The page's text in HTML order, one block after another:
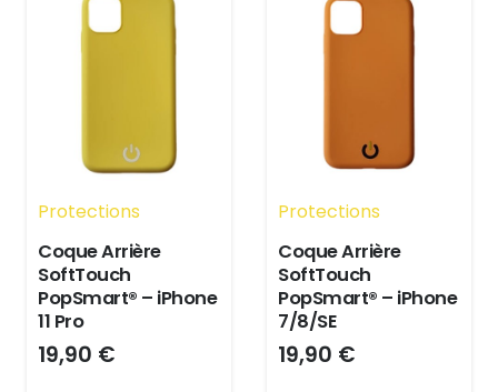
Protections
Coque Arrière
SoftTouch
PopSmart® – iPhone
11 Pro
19,90 €
Protections
Coque Arrière
SoftTouch
PopSmart® – iPhone
7/8/SE
19,90 €